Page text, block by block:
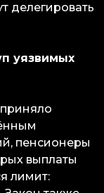
делегировать
уязвимых
пенсионеры
выплаты
лимит: